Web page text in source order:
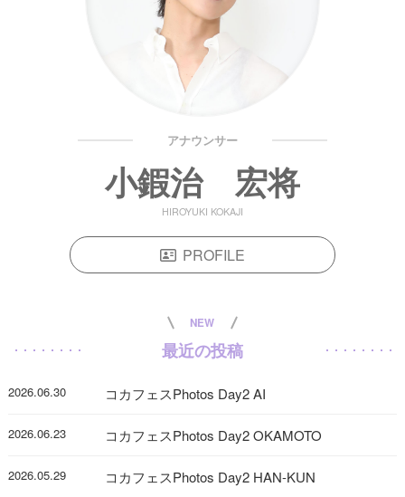
アナウンサー
小鍜治 宏将
HIROYUKI KOKAJI
PROFILE
NEW
最近の投稿
2026.06.30 コカフェスPhotos Day2 AI
2026.06.23 コカフェスPhotos Day2 OKAMOTO
2026.05.29 コカフェスPhotos Day2 HAN-KUN